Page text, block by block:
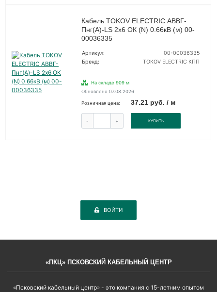
Кабель TOKOV ELECTRIC АВВГ-
Пнг(А)-LS 2х6 ОК (N) 0.66кВ (м) 00-
00036335
Артикул:
00-00036335
Бренд:
TOKOV ELECTRIC КПП
На складе 909 м
Обновлено 07.08.2026
Розничная цена: 37.21 руб. / м
- + КУПИТЬ
ВОЙТИ
«ПКЦ» ПСКОВСКИЙ КАБЕЛЬНЫЙ ЦЕНТР
«Псковский кабельный центр» - это компания с 15-летним опытом